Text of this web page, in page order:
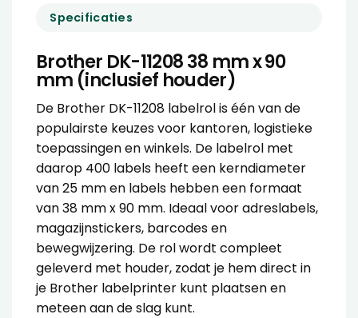
Specificaties
Brother DK-11208 38 mm x 90
mm (inclusief houder)
De Brother DK-11208 labelrol is één van de
populairste keuzes voor kantoren, logistieke
toepassingen en winkels. De labelrol met
daarop 400 labels heeft een kerndiameter
van 25 mm en labels hebben een formaat
van 38 mm x 90 mm. Ideaal voor adreslabels,
magazijnstickers, barcodes en
bewegwijzering. De rol wordt compleet
geleverd met houder, zodat je hem direct in
je Brother labelprinter kunt plaatsen en
meteen aan de slag kunt.